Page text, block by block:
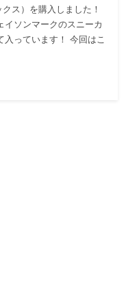
ス）を購入しました！
イソンマークのスニーカ
入っています！ 今回はこ